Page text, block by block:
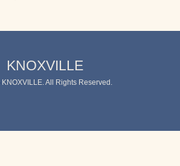
KNOXVILLE
KNOXVILLE. All Rights Reserved.